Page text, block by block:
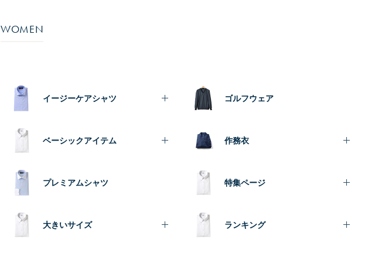
WOMEN
イージーケアシャツ
ベーシックアイテム
プレミアムシャツ
大きいサイズ
ゴルフウェア
作務衣
特集ページ
ランキング